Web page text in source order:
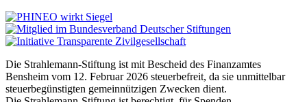
Die Strahlemann-Stiftung ist mit Bescheid des Finanzamtes
Bensheim vom 12. Februar 2026 steuerbefreit, da sie unmittelbar
steuerbegünstigten gemeinnützigen Zwecken dient.